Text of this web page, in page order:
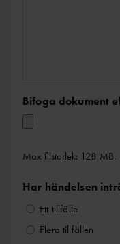
Bifoga dokument
Max filstorlek: 128 MB.
Har händelsen
Ett tillfälle
Flera tillfällen